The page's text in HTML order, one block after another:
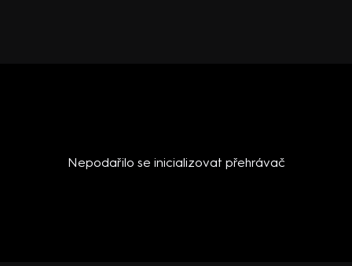
Nepodařilo se inicializovat přehrávač